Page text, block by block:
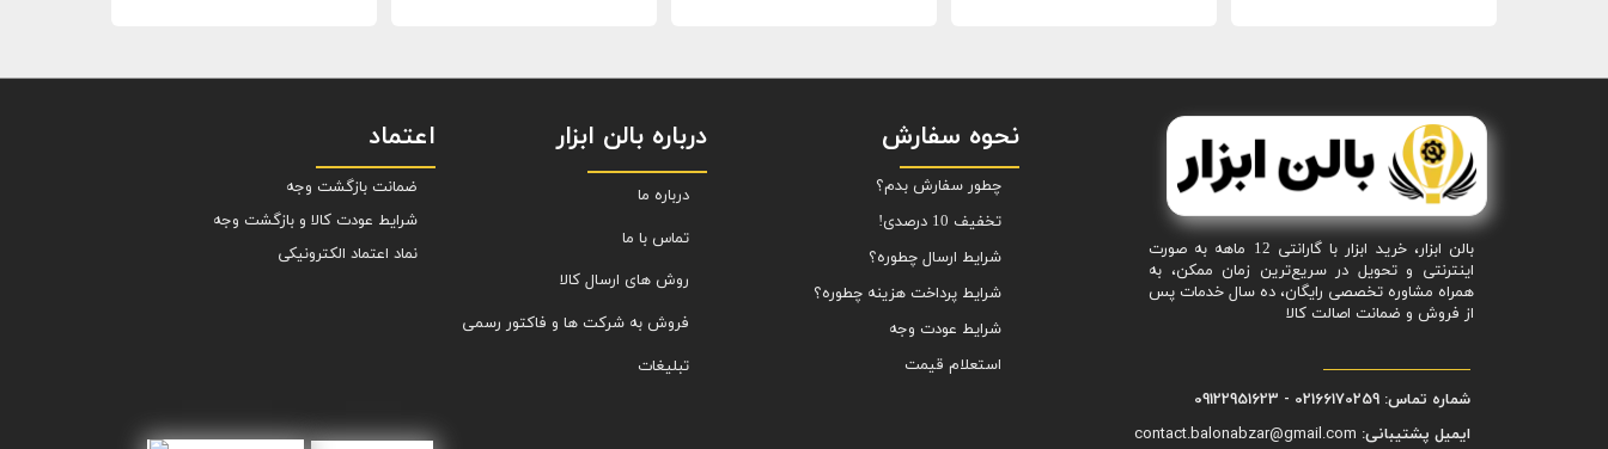
بالن ابزار، خرید ابزار با گارانتی 12 ماهه به صورت
اینترنتی و تحویل در سریع‌ترین زمان ممکن، به
همراه مشاوره تخصصی رایگان، ده سال خدمات پس
از فروش و ضمانت اصالت کالا
شماره تماس: 02166170259 - 09122951623
ایمیل پشتیبانی:
نحوه سفارش
چطور سفارش بدم؟
تخفیف 10 درصدی!
شرایط ارسال چطوره؟
شرایط پرداخت هزینه چطوره؟
شرایط عودت وجه
استعلام قیمت
اعتماد
ضمانت بازگشت وجه
شرایط عودت کالا و بازگشت وجه
نماد اعتماد الکترونیکی
درباره بالن ابزار
درباره ما
تماس با ما
روش های ارسال کالا
فروش به شرکت ها و فاکتور رسمی
تبلیغات